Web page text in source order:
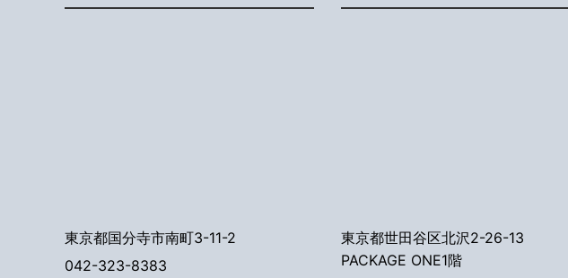
東京都国分寺市南町3-11-2
042-323-8383
東京都世田谷区北沢2-26-13
PACKAGE ONE1階